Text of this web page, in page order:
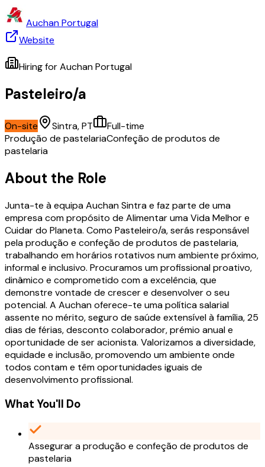
Auchan Portugal
Website
Hiring forAuchan Portugal
Pasteleiro/a
On-site Sintra, PT
Full-time
Produção de pastelariaConfeção de produtos de
pastelaria
About the Role
Junta-te à equipa Auchan Sintra e faz parte de uma
empresa com propósito de Alimentar uma Vida Melhor e
Cuidar do Planeta. Como Pasteleiro/a, serás responsável
pela produção e confeção de produtos de pastelaria,
trabalhando em horários rotativos num ambiente próximo,
informal e inclusivo. Procuramos um profissional proativo,
dinâmico e comprometido com a excelência, que
demonstre vontade de crescer e desenvolver o seu
potencial. A Auchan oferece-te uma política salarial
assente no mérito, seguro de saúde extensível à família, 25
dias de férias, desconto colaborador, prémio anual e
oportunidade de ser acionista. Valorizamos a diversidade,
equidade e inclusão, promovendo um ambiente onde
todos contam e têm oportunidades iguais de
desenvolvimento profissional.
What You'll Do
Assegurar a produção e confeção de produtos de
pastelaria